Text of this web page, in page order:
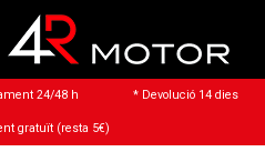
24/48 h * Devolució 14 dies
gratuït (resta 5€)